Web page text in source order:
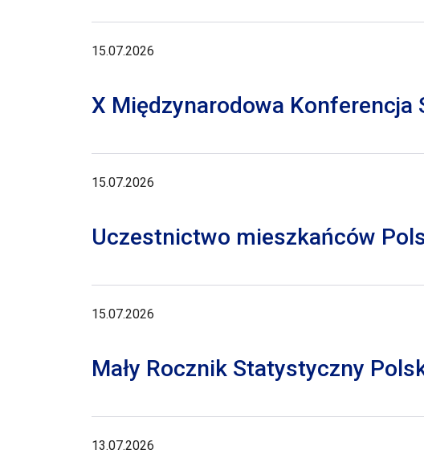
15.07.2026
X Międzynarodowa Konferencja
15.07.2026
Uczestnictwo mieszkańców
15.07.2026
Mały Rocznik Statystyczny
13.07.2026